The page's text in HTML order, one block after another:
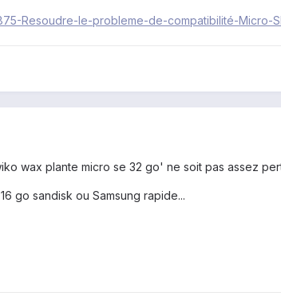
Resoudre-le-probleme-de-compatibilité-Micro-
wax plante micro se 32 go' ne soit pas assez
go sandisk ou Samsung rapide...